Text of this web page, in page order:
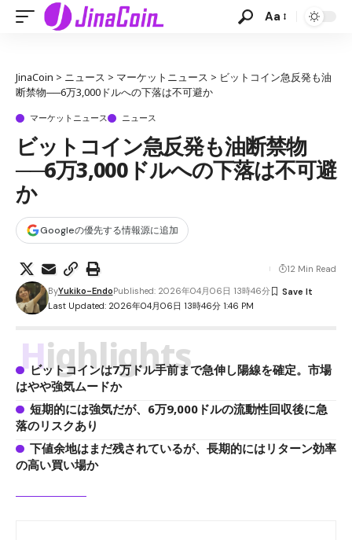
Aa
JinaCoin > ニュース > マーケットニュース > ビットコイン急反発も油
断禁物──6万3,000ドルへの下落は不可避か
マーケットニュース ニュース
ビットコイン急反発も油断禁物
──6万3,000ドルへの下落は不可避
か
Googleの優先する情報源に追加
Last Updated: 2026年04月06日 13時46分 1:46 PM
ByYukiko-EndoPublished: 2026年04月06日 13時46分
12 Min Read
Highlights
ビットコインは7万ドル手前まで急伸し陽線を確定。市場
はやや強気ムードか
短期的には強気だが、6万9,000ドルの流動性回収後に急
落のリスクあり
下値余地はまだ残されているが、長期的にはリターン効率
の高い買い場か